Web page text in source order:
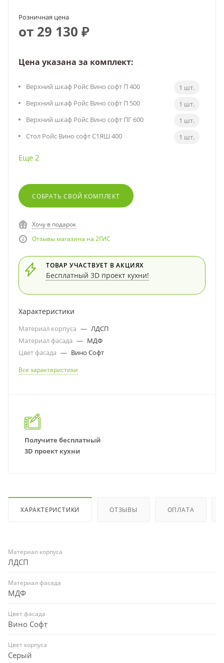
Розничная цена
от 29 130 ₽
Цена указана за комплект:
Верхний шкаф Ройс Вино софт П 400
1 шт.
Верхний шкаф Ройс Вино софт П 500
1 шт.
Верхний шкаф Ройс Вино софт ПГ 600
1 шт.
Стол Ройс Вино софт С1ЯШ 400
1 шт.
Еще 2
СОБРАТЬ СВОЙ КОМПЛЕКТ
Хочу в подарок
Отзывы магазина на 2ГИС
ТОВАР УЧАСТВУЕТ В АКЦИЯХ
Бесплатный 3D проект кухни!
Характеристики
Материал корпуса — ЛДСП
Материал фасада — МДФ
Цвет фасада — Вино Софт
Все характеристики
Получите бесплатный
3D проект кухни
ХАРАКТЕРИСТИКИ ОТЗЫВЫ ОПЛАТА
Материал корпуса
ЛДСП
Материал фасада
МДФ
Цвет фасада
Вино Софт
Цвет корпуса
Серый